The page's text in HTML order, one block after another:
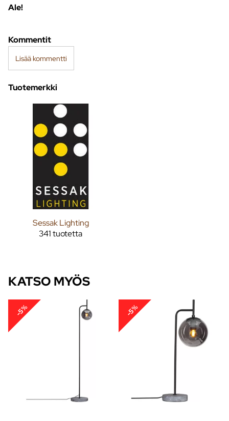
Ale!
Kommentit
Lisää kommentti
Tuotemerkki
Sessak Lighting
341 tuotetta
KATSO MYÖS
-5% -5%